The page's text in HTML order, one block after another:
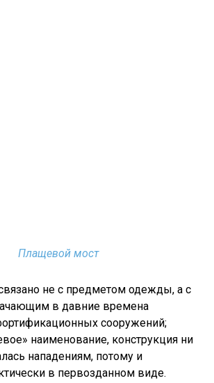
Плащевой мост
не с предметом одежды, а с
в давние времена
сооружений;
наименование, конструкция ни
нападениям, потому и
в первозданном виде.